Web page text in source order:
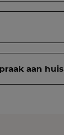
aan huis